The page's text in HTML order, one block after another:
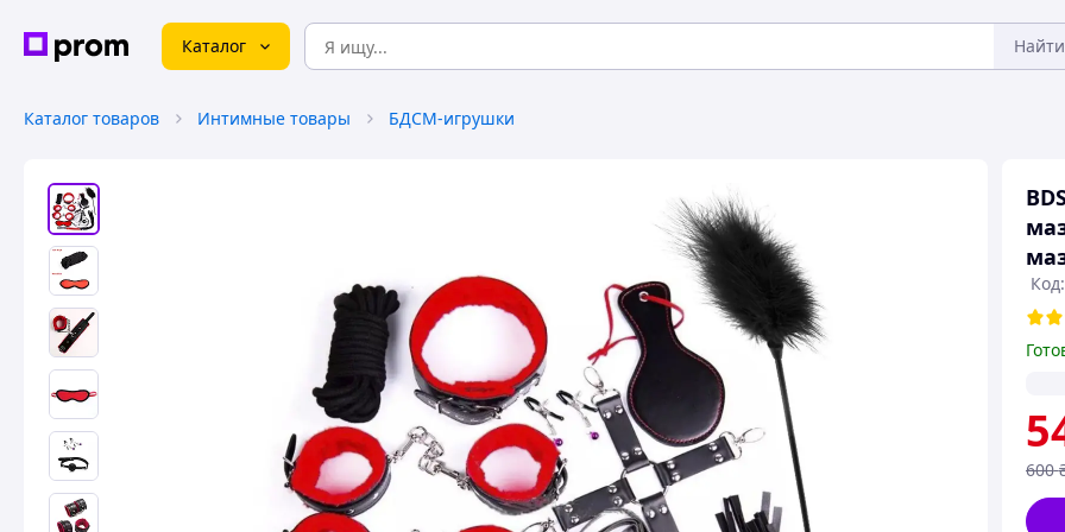
Каталог Найти
Каталог товаров Интимные товары БДСМ-игрушки
600